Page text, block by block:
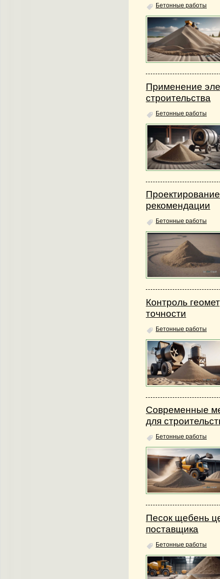
Бетонные работы
Применение
строительства
Бетонные работы
рекомендации
Бетонные работы
Контроль
точности
Бетонные работы
Современные
для
Бетонные работы
Песок щебень
поставщика
Бетонные работы